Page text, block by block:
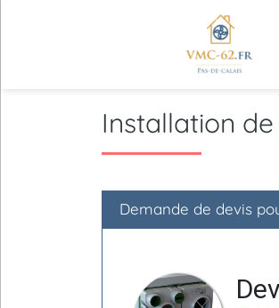
Installation de
Demande de devis